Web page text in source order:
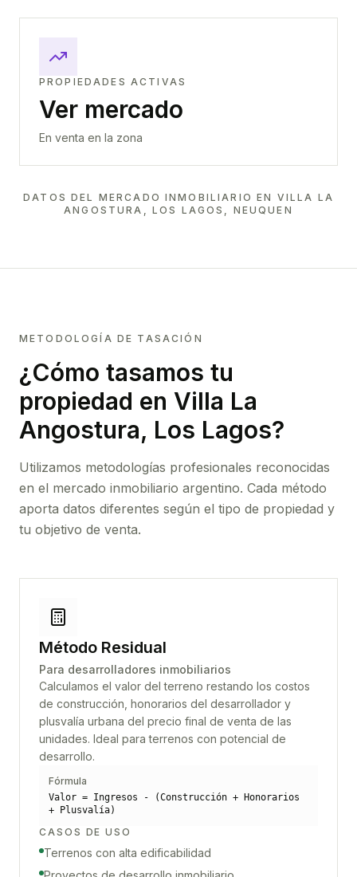
PROPIEDADES ACTIVAS
Ver mercado
En venta en la zona
DATOS DEL MERCADO INMOBILIARIO EN VILLA LA
ANGOSTURA, LOS LAGOS, NEUQUEN
METODOLOGÍA DE TASACIÓN
¿Cómo tasamos tu
propiedad en Villa La
Angostura, Los Lagos?
Utilizamos metodologías profesionales reconocidas
en el mercado inmobiliario argentino. Cada método
aporta datos diferentes según el tipo de propiedad y
tu objetivo de venta.
Método Residual
Para desarrolladores inmobiliarios
Calculamos el valor del terreno restando los costos
de construcción, honorarios del desarrollador y
plusvalía urbana del precio final de venta de las
unidades. Ideal para terrenos con potencial de
desarrollo.
Fórmula
Valor = Ingresos - (Construcción + Honorarios
+ Plusvalía)
CASOS DE USO
Terrenos con alta edificabilidad